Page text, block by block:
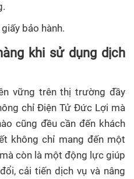
bảo hành.
khi sử dụng dịch
vững trên thị trường đầy
chỉ Điện Tử Đức Lợi mà
cũng đều cần đến khách
không chỉ mang đến một
còn là một động lực giúp
cải tiến dịch vụ và nâng